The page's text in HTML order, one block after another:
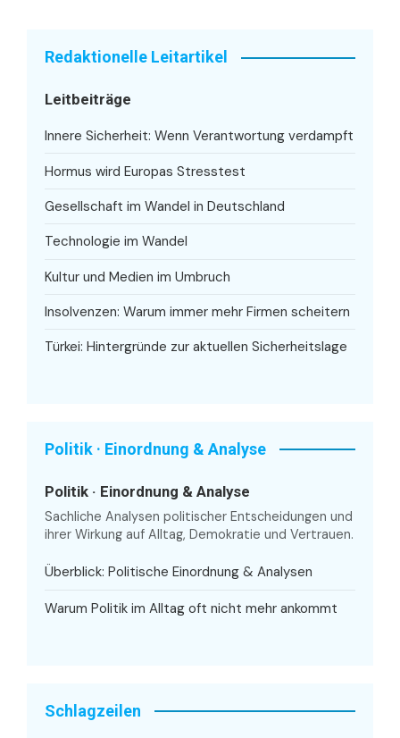
Redaktionelle Leitartikel
Leitbeiträge
Innere Sicherheit: Wenn Verantwortung verdampft
Hormus wird Europas Stresstest
Gesellschaft im Wandel in Deutschland
Technologie im Wandel
Kultur und Medien im Umbruch
Insolvenzen: Warum immer mehr Firmen scheitern
Türkei: Hintergründe zur aktuellen Sicherheitslage
Politik · Einordnung & Analyse
Politik · Einordnung & Analyse
Sachliche Analysen politischer Entscheidungen und
ihrer Wirkung auf Alltag, Demokratie und Vertrauen.
Überblick: Politische Einordnung & Analysen
Warum Politik im Alltag oft nicht mehr ankommt
Schlagzeilen